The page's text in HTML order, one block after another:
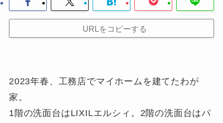
URLをコピーする
2023年春、工務店でマイホームを建てたわが
家。
1階の洗面台はLIXILエルシィ。2階の洗面台はパ